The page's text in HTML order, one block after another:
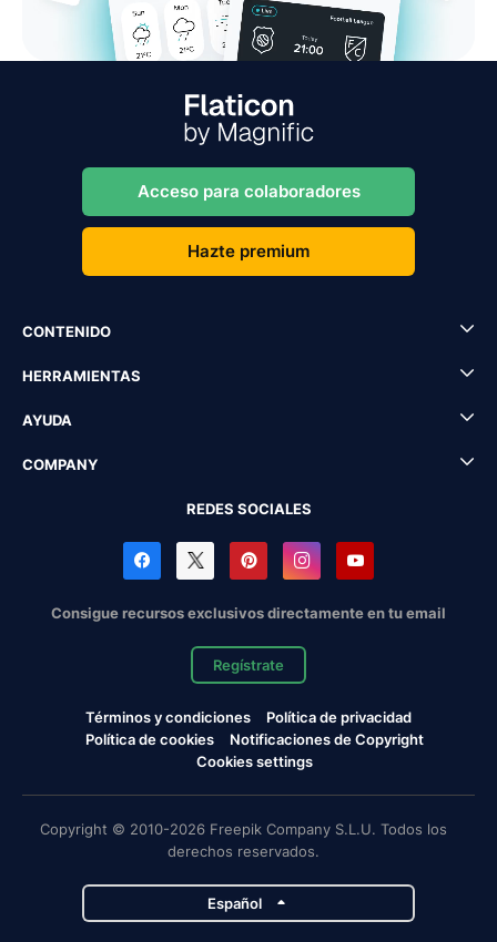
Acceso para colaboradores
Hazte premium
CONTENIDO
HERRAMIENTAS
AYUDA
COMPANY
REDES SOCIALES
Consigue recursos exclusivos directamente en tu email
Regístrate
Términos y condiciones
Política de privacidad
Política de cookies
Notificaciones de Copyright
Cookies settings
Copyright © 2010-2026 Freepik Company S.L.U. Todos los
derechos reservados.
Español